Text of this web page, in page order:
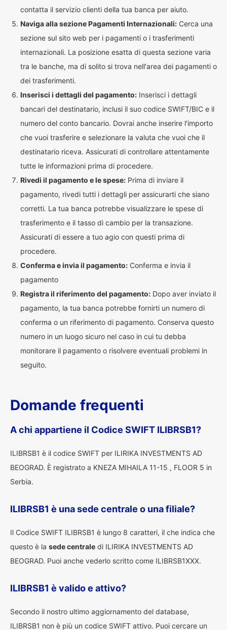
contatta il servizio clienti della tua banca per aiuto.
Naviga alla sezione Pagamenti Internazionali: Cerca una
sezione sul sito web per i pagamenti o i trasferimenti
internazionali. La posizione esatta di questa sezione varia
tra le banche, ma di solito si trova nell'area dei pagamenti o
dei trasferimenti.
Inserisci i dettagli del pagamento: Inserisci i dettagli
bancari del destinatario, inclusi il suo codice SWIFT/BIC e il
numero del conto bancario. Dovrai anche inserire l'importo
che vuoi trasferire e selezionare la valuta che vuoi che il
destinatario riceva. Assicurati di controllare attentamente
tutte le informazioni prima di procedere.
Rivedi il pagamento e le spese: Prima di inviare il
pagamento, rivedi tutti i dettagli per assicurarti che siano
corretti. La tua banca potrebbe visualizzare le spese di
trasferimento e il tasso di cambio per la transazione.
Assicurati di essere a tuo agio con questi prima di
procedere.
Conferma e invia il pagamento: Conferma e invia il
pagamento
Registra il riferimento del pagamento: Dopo aver inviato il
pagamento, la tua banca potrebbe fornirti un numero di
conferma o un riferimento di pagamento. Conserva questo
numero in un luogo sicuro nel caso in cui tu debba
monitorare il pagamento o risolvere eventuali problemi in
seguito.
Domande frequenti
A chi appartiene il Codice SWIFT ILIBRSB1?
ILIBRSB1 è il codice SWIFT per ILIRIKA INVESTMENTS AD
BEOGRAD. È registrato a KNEZA MIHAILA 11-15 , FLOOR 5 in
Serbia.
ILIBRSB1 è una sede centrale o una filiale?
Il Codice SWIFT ILIBRSB1 è lungo 8 caratteri, il che indica che
questo è la sede centrale di ILIRIKA INVESTMENTS AD
BEOGRAD. Puoi anche vederlo scritto come ILIBRSB1XXX.
ILIBRSB1 è valido e attivo?
Secondo il nostro ultimo aggiornamento del database,
ILIBRSB1 non è più un codice SWIFT attivo. Puoi cercare un